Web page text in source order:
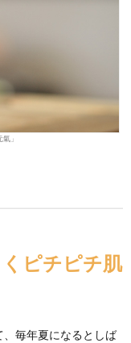
」
ピチピチ肌
毎年夏になるとしば